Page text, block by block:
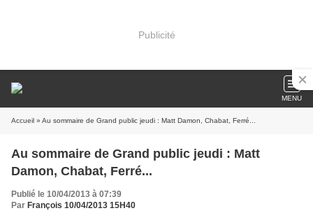
Publicité
MENU
Accueil » Au sommaire de Grand public jeudi : Matt Damon, Chabat, Ferré...
Au sommaire de Grand public jeudi : Matt
Damon, Chabat, Ferré...
Publié le 10/04/2013 à 07:39
Par François 10/04/2013 15H40